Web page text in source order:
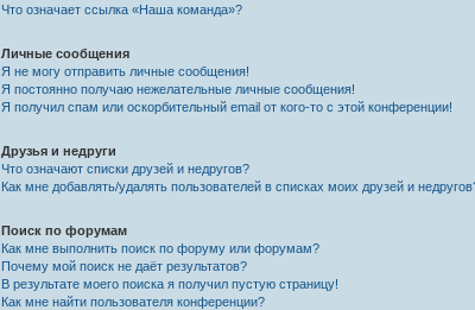
Что означает ссылка «Наша команда»?
Личные сообщения
Я не могу отправить личные сообщения!
Я постоянно получаю нежелательные личные сообщения!
Я получил спам или оскорбительный email от кого-то с этой конференции!
Друзья и недруги
Что означают списки друзей и недругов?
Как мне добавлять/удалять пользователей в списках моих друзей и
Поиск по форумам
Как мне выполнить поиск по форуму или форумам?
Почему мой поиск не даёт результатов?
В результате моего поиска я получил пустую страницу!
Как мне найти пользователя конференции?